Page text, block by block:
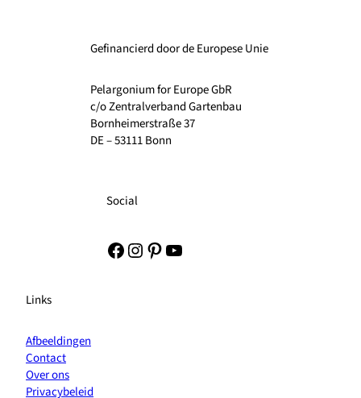
Gefinancierd door de Europese Unie
Pelargonium for Europe GbR
c/o Zentralverband Gartenbau
Bornheimerstraße 37
DE – 53111 Bonn
Social
Facebook
Instagram
Pinterest
YouTube
Links
Afbeeldingen
Contact
Over ons
Privacybeleid